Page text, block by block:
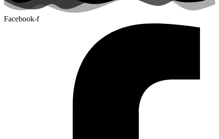
Facebook-f